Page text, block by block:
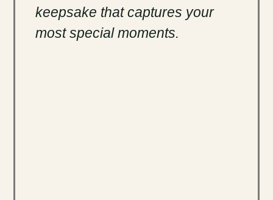
keepsake that captures your
most special moments.